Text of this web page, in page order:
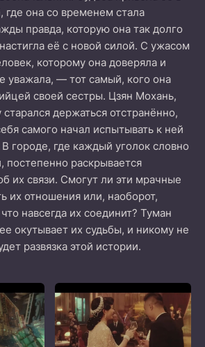
где она со временем стала
правда, которую она так долго
её с новой силой. С ужасом
которому она доверяла и
уважала, — тот самый, кого она
своей сестры. Цзян Мохань,
держаться отстранённо,
самого начал испытывать к ней
В городе, где каждый уголок словно
постепенно раскрывается
их связи. Смогут ли эти мрачные
их отношения или, наоборот,
навсегда их соединит? Туман
окутывает их судьбы, и никому не
развязка этой истории.